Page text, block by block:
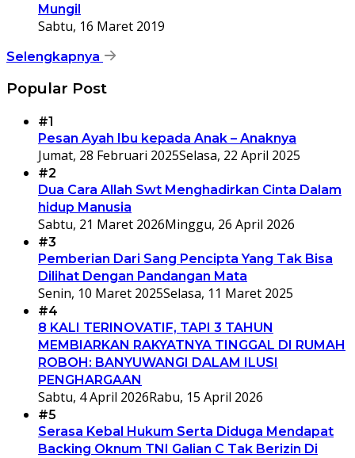
Mungil
Sabtu, 16 Maret 2019
Selengkapnya
Popular Post
#1
Pesan Ayah Ibu kepada Anak – Anaknya
Jumat, 28 Februari 2025Selasa, 22 April 2025
#2
Dua Cara Allah Swt Menghadirkan Cinta Dalam
hidup Manusia
Sabtu, 21 Maret 2026Minggu, 26 April 2026
#3
Pemberian Dari Sang Pencipta Yang Tak Bisa
Dilihat Dengan Pandangan Mata
Senin, 10 Maret 2025Selasa, 11 Maret 2025
#4
8 KALI TERINOVATIF, TAPI 3 TAHUN
MEMBIARKAN RAKYATNYA TINGGAL DI RUMAH
ROBOH: BANYUWANGI DALAM ILUSI
PENGHARGAAN
Sabtu, 4 April 2026Rabu, 15 April 2026
#5
Serasa Kebal Hukum Serta Diduga Mendapat
Backing Oknum TNI Galian C Tak Berizin Di